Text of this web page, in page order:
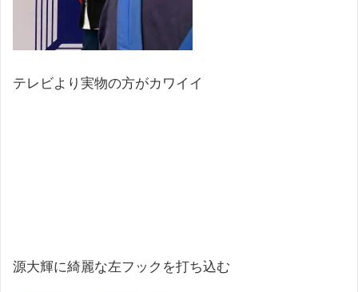
テレビより実物の方がカワイイ
源大輝に綺麗な左フックを打ち込む